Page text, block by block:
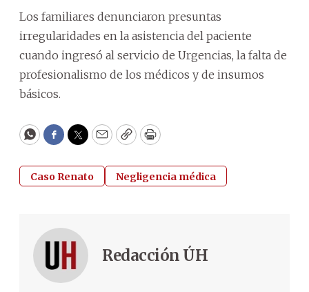
Los familiares denunciaron presuntas
irregularidades en la asistencia del paciente
cuando ingresó al servicio de Urgencias, la falta de
profesionalismo de los médicos y de insumos
básicos.
WhatsApp
Facebook
Twitter
EmailCopyPrint
Caso Renato Negligencia médica
Redacción ÚH